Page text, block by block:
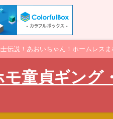
説！あおいちゃん！ホームレスま
童貞ギング